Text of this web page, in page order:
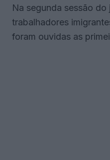
Na segunda sessão
trabalhadores
foram ouvidas as